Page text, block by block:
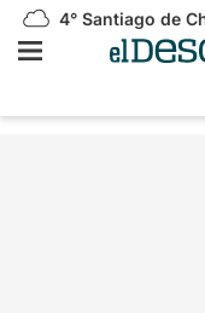
4° Santiago de